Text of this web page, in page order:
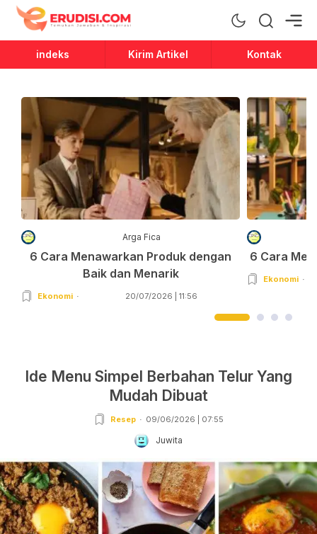
Erudisi
Temukan Jawaban dan Inspirasi
indeks Kirim Artikel Kontak
Arga Fica
6 Cara Menawarkan Produk dengan
Baik dan Menarik
Ekonomi 20/07/2026 | 11:56
6 Cara
Ekonomi
Ide Menu Simpel Berbahan Telur Yang
Mudah Dibuat
Resep 09/06/2026 | 07:55
Juwita